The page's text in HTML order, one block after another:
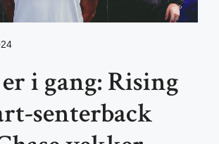
i gang: Rising
senterback